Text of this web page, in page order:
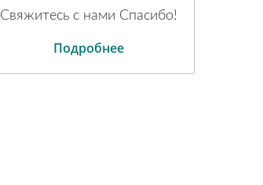
Свяжитесь с нами Спасибо!
Подробнее